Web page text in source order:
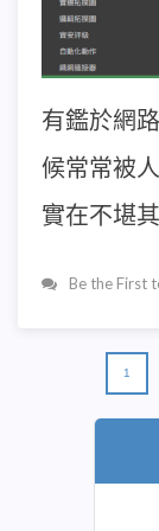
有鑑於網
候常常被
實在不堪
Be the First
1